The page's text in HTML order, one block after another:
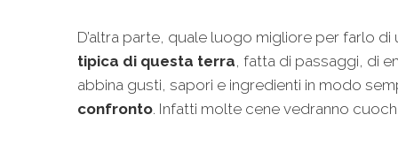
D’altra parte, quale luogo migliore per farlo
tipica di questa terra, fatta di passaggi, di
abbina gusti, sapori e ingredienti in modo
confronto. Infatti molte cene vedranno